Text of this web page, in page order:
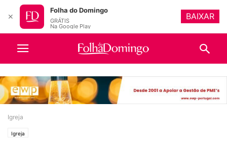
Igreja
Igreja
✕
Folha do Domingo
GRÁTIS
Na Google Play
BAIXAR